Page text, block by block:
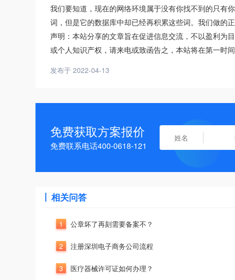
我们要知道，现在的网络环境属于没有你找不到的只有
词，但是它的数据库中却已经再积累这些词。我们做的
声明：本站分享的文章旨在促进信息交流，不以盈利为
或个人知识产权，请来电或致函告之，本站将在第一时
发布于 2022-04-13
免费获取方案报价
免费联系电话400-0618-121
相关问答
1 公章坏了再刻需要备案不？
2 注册深圳电子商务公司流程
3 医疗器械许可证如何办理？